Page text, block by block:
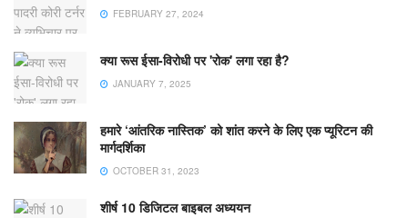
FEBRUARY 27, 2024
क्या रूस ईसा-विरोधी पर 'रोक' लगा रहा है?
JANUARY 7, 2025
हमारे ‘आंतरिक नास्तिक’ को शांत करने के लिए एक प्यूरिटन की
मार्गदर्शिका
OCTOBER 31, 2023
शीर्ष 10 डिजिटल बाइबल अध्ययन